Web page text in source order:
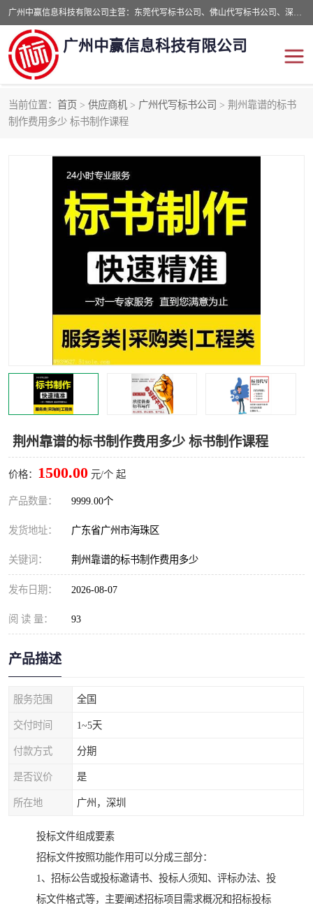
广州中赢信息科技有限公司主营：东莞代写标书公司、佛山代写标书公司、深圳代写标书公司等,食品类标书、工程类类标书,经验丰富的标书制作团队,24小时加急服务,多对一服务。
广州中赢信息科技有限公司
当前位置： 首页 > 供应商机 > 广州代写标书公司 > 荆州靠谱的标书
制作费用多少 标书制作课程
荆州靠谱的标书制作费用多少 标书制作课程
价格： 1500.00 元/个 起
产品数量： 9999.00个
发货地址： 广东省广州市海珠区
关键词： 荆州靠谱的标书制作费用多少
发布日期： 2026-08-07
阅 读 量： 93
产品描述
服务范围 全国
交付时间 1~5天
付款方式 分期
是否议价 是
所在地 广州，深圳
投标文件组成要素
招标文件按照功能作用可以分成三部分：
1、招标公告或投标邀请书、投标人须知、评标办法、投
标文件格式等，主要阐述招标项目需求概况和招标投标
东莞代写标书公司
深圳代写标书公司 广州代写标书公司